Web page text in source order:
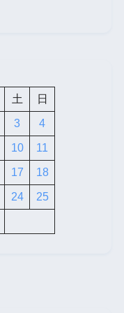
土 日
3 4
10 11
17 18
24 25